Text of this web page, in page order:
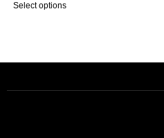
Select options